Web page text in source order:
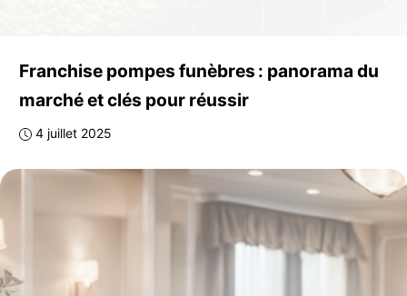
Franchise pompes funèbres : panorama du
marché et clés pour réussir
4 juillet 2025